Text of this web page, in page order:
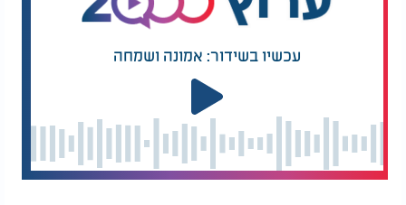
עכשיו בשידור: אמונה ושמחה